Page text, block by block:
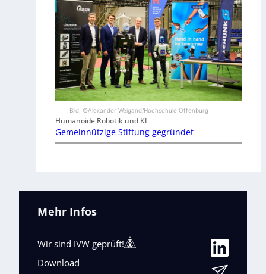
Bild: ©Alexander Weigand/Hochschule Offenburg
Humanoide Robotik und KI
Gemeinnützige Stiftung gegründet
Mehr Infos
Wir sind IVW geprüft!
Download